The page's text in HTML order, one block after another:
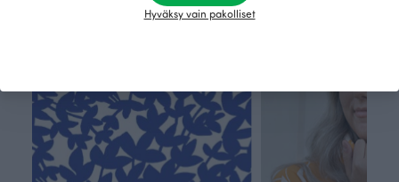
Tämä on Paapii
Hyväksy vain pakolliset